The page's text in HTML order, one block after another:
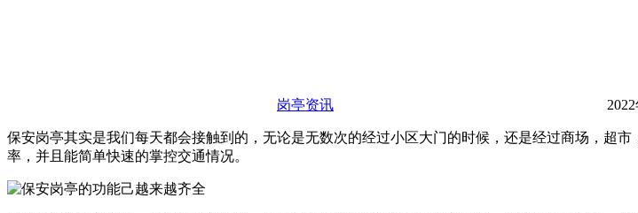
岗亭资讯
保安岗亭其实是我们每天都会接触到的，无论是无数次的经过小区大门的时候，还是经过商场，超
率，并且能简单快速的掌控交通情况。